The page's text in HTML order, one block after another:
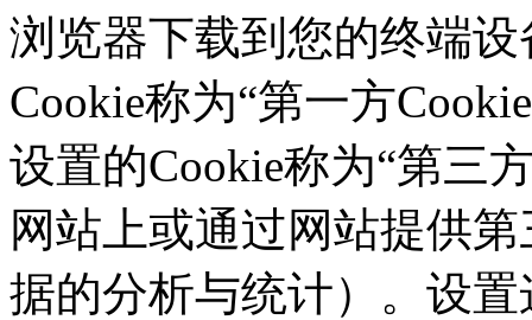
浏览器下载到您的终端设
Cookie称为“第一方
设置的Cookie称为“第三
网站上或通过网站提供第
据的分析与统计）。设